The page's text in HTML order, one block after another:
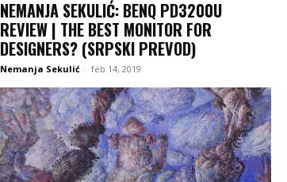
NEMANJA SEKULIĆ: BENQ PD3200U
REVIEW | THE BEST MONITOR FOR
DESIGNERS? (SRPSKI PREVOD)
Nemanja Sekulić - feb 14, 2019